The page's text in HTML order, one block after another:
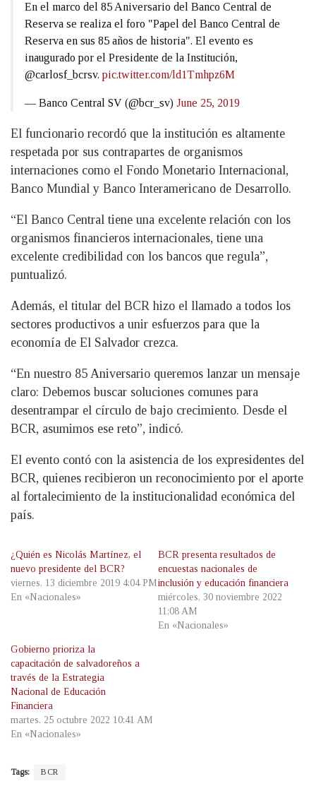
En el marco del 85 Aniversario del Banco Central de
Reserva se realiza el foro "Papel del Banco Central de
Reserva en sus 85 años de historia". El evento es
inaugurado por el Presidente de la Institución,
@carlosf_bcrsv. pic.twitter.com/ld1Tmhpz6M
— Banco Central SV (@bcr_sv) June 25, 2019
El funcionario recordó que la institución es altamente
respetada por sus contrapartes de organismos
internaciones como el Fondo Monetario Internacional,
Banco Mundial y Banco Interamericano de Desarrollo.
“El Banco Central tiene una excelente relación con los
organismos financieros internacionales, tiene una
excelente credibilidad con los bancos que regula”,
puntualizó.
Además, el titular del BCR hizo el llamado a todos los
sectores productivos a unir esfuerzos para que la
economía de El Salvador crezca.
“En nuestro 85 Aniversario queremos lanzar un mensaje
claro: Debemos buscar soluciones comunes para
desentrampar el círculo de bajo crecimiento. Desde el
BCR, asumimos ese reto”, indicó.
El evento contó con la asistencia de los expresidentes del
BCR, quienes recibieron un reconocimiento por el aporte
al fortalecimiento de la institucionalidad económica del
país.
¿Quién es Nicolás Martínez, el
nuevo presidente del BCR?
viernes, 13 diciembre 2019 4:04 PM
En «Nacionales»
BCR presenta resultados de
encuestas nacionales de
inclusión y educación financiera
miércoles, 30 noviembre 2022
11:08 AM
En «Nacionales»
Gobierno prioriza la
capacitación de salvadoreños a
través de la Estrategia
Nacional de Educación
Financiera
martes, 25 octubre 2022 10:41 AM
En «Nacionales»
Tags: BCR